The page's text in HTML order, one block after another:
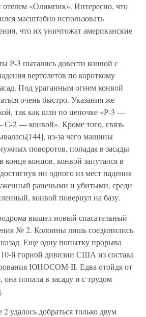
отелем «Олимпик». Интересно, что
масштабно использовать
что их уничтожат американские
Р-3 пытались довести конвой с
вертолетов по короткому
Под ураганным огнем конвой
очень быстро. Указания же
так как шли по цепочке «Р-3 —
2 — конвой». Кроме того, связь
из-за чего машины
поворотов, попадая в засады
конце концов, конвой запутался в
ни одного из мест падения
ранеными и убитыми, среди
конвой повернул на базу.
вышел новый спасательный
№ 2. Колонны лишь соединились
Еще одну попытку прорыва
й горной дивизии США из состава
ЮНОСОМ-II. Едва отойдя от
попала в засаду и с трудом
удалось добраться только двум